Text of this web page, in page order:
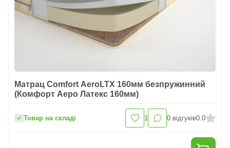
Матрац Comfort AeroLTX 160мм безпружинний
(Комфорт Аеро Латекс 160мм)
Товар на складі 1 0 відгуків0.0